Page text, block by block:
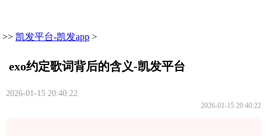
>> 凯发平台-凯发app >
exo约定歌词背后的含义-凯发平台
2026-01-15 20:40:22
2026-01-15 20:40:22